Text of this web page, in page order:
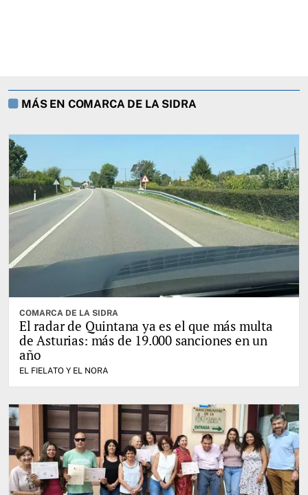
MÁS EN COMARCA DE LA SIDRA
COMARCA DE LA SIDRA
El radar de Quintana ya es el que más multa
de Asturias: más de 19.000 sanciones en un
año
EL FIELATO Y EL NORA